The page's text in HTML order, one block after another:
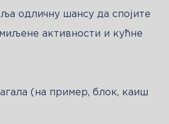
одличну шансу да спојите
активности и кућне
(на пример, блок, каиш